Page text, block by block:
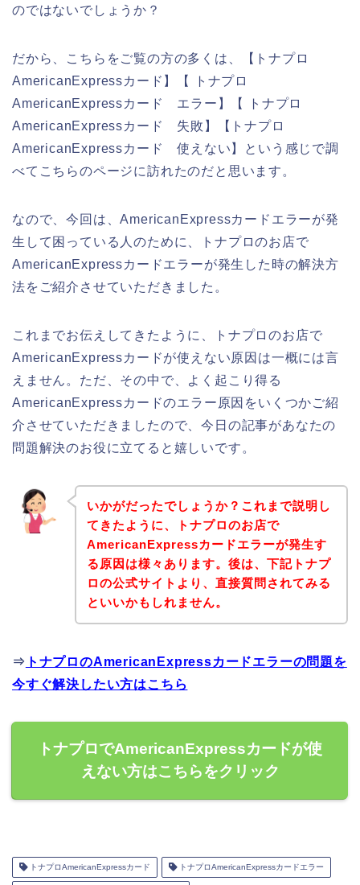
のではないでしょうか？
だから、こちらをご覧の方の多くは、【トナプロ
AmericanExpressカード】【 トナプロ
AmericanExpressカード エラー】【 トナプロ
AmericanExpressカード 失敗】【トナプロ
AmericanExpressカード 使えない】という感じで調
べてこちらのページに訪れたのだと思います。
なので、今回は、AmericanExpressカードエラーが発
生して困っている人のために、トナプロのお店で
AmericanExpressカードエラーが発生した時の解決方
法をご紹介させていただきました。
これまでお伝えしてきたように、トナプロのお店で
AmericanExpressカードが使えない原因は一概には言
えません。ただ、その中で、よく起こり得る
AmericanExpressカードのエラー原因をいくつかご紹
介させていただきましたので、今日の記事があなたの
問題解決のお役に立てると嬉しいです。
いかがだったでしょうか？これまで説明し
てきたように、トナプロのお店で
AmericanExpressカードエラーが発生す
る原因は様々あります。後は、下記トナプ
ロの公式サイトより、直接質問されてみる
といいかもしれません。
⇒ トナプロのAmericanExpressカードエラーの問題を
今すぐ解決したい方はこちら
トナプロでAmericanExpressカードが使
えない方はこちらをクリック
トナプロAmericanExpressカード トナプロAmericanExpressカードエラー